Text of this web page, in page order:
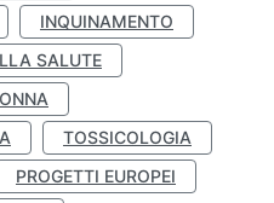
INQUINAMENTO
SALUTE
TOSSICOLOGIA
PROGETTI EUROPEI